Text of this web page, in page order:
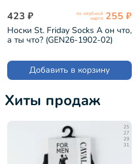
423 ₽ по клубной
карте 255 ₽
Носки St. Friday Socks А он что,
а ты что? (GEN26-1902-02)
Добавить в корзину
Хиты продаж
25
27
29
31